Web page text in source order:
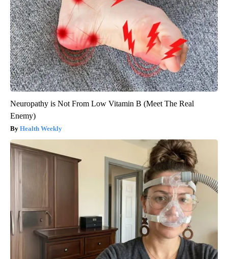
Neuropathy is Not From Low Vitamin B (Meet The Real
Enemy)
Health Weekly